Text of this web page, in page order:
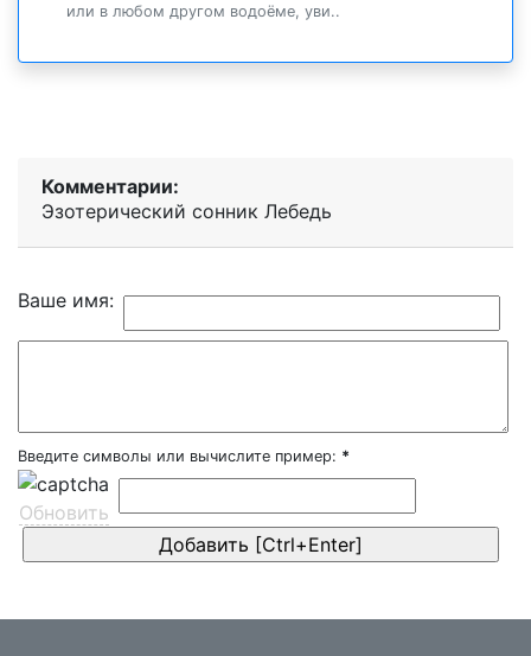
или в любом другом водоёме, уви..
Комментарии:
Эзотерический cонник Лебедь
Ваше имя:
Введите символы или вычислите пример: *
Обновить